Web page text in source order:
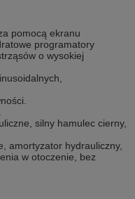
pomocą ekranu
programatory
o wysokiej
silny hamulec cierny,
amortyzator hydrauliczny,
w otoczenie, bez